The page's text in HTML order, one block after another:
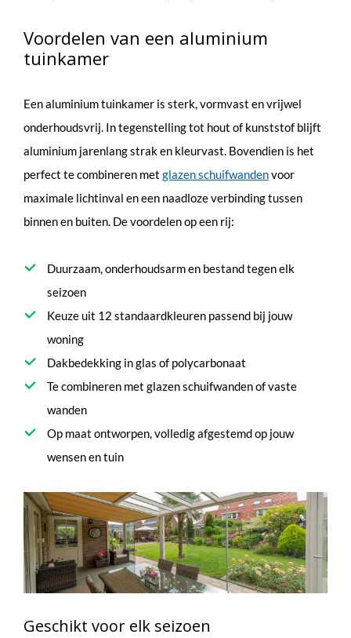
Voordelen van een aluminium
tuinkamer
Een aluminium tuinkamer is sterk, vormvast en vrijwel
onderhoudsvrij. In tegenstelling tot hout of kunststof blijft
aluminium jarenlang strak en kleurvast. Bovendien is het
perfect te combineren met glazen schuifwandenvoor
maximale lichtinval en een naadloze verbinding tussen
binnen en buiten. De voordelen op een rij:
Duurzaam, onderhoudsarm en bestand tegen elk
seizoen
Keuze uit 12 standaardkleuren passend bij jouw
woning
Dakbedekking in glas of polycarbonaat
Te combineren met glazen schuifwanden of vaste
wanden
Op maat ontworpen, volledig afgestemd op jouw
wensen en tuin
Geschikt voor elk seizoen